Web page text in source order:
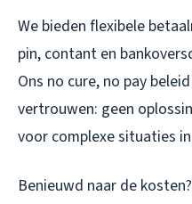
We bieden flexibele
pin, contant en
Ons no cure, no pay
vertrouwen: geen
voor complexe situaties
Benieuwd naar de